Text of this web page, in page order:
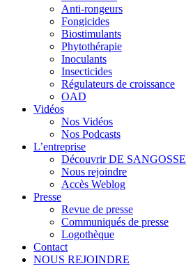
Anti-rongeurs
Fongicides
Biostimulants
Phytothérapie
Inoculants
Insecticides
Régulateurs de croissance
OAD
Vidéos
Nos Vidéos
Nos Podcasts
L’entreprise
Découvrir DE SANGOSSE
Nous rejoindre
Accès Weblog
Presse
Revue de presse
Communiqués de presse
Logothèque
Contact
NOUS REJOINDRE